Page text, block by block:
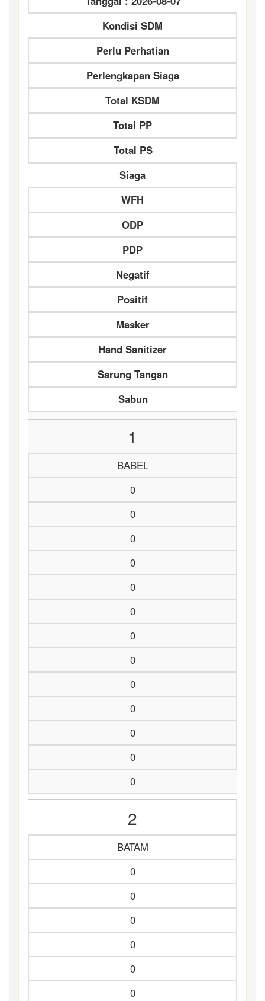
Kondisi SDM
Perlu Perhatian
Perlengkapan Siaga
Total KSDM
Total PP
Total PS
Siaga
WFH
ODP
PDP
Negatif
Positif
Masker
Hand Sanitizer
Sarung Tangan
Sabun
1
BABEL
0
0
0
0
0
0
0
0
0
0
0
0
0
2
BATAM
0
0
0
0
0
0